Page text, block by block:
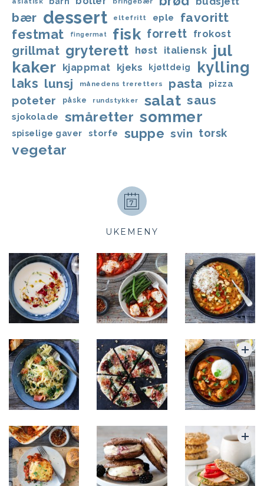
bær dessert eltefritt eple favoritt
festmat fingermat fisk forrett frokost
grillmat gryterett høst italiensk
jul
kaker kjappmat kjeks kjøttdeig kylling
laks lunsj månedens treretters pasta pizza
poteter påske rundstykker salat saus
sjokolade småretter sommer
spiselige gaver storfe suppe svin torsk
vegetar
UKEMENY